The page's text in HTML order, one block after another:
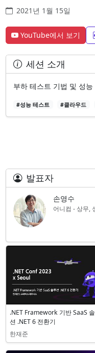
2021년 1월 15일
YouTube에서 보기
세션 소개
부하 테스트 기법 및 성능
#성능 테스트 #클라우드
발표자
손영수
어니컴 - 상무,
관련 세션
.NET Framework 기반 SaaS
션 .NET 6 전환기
한재준